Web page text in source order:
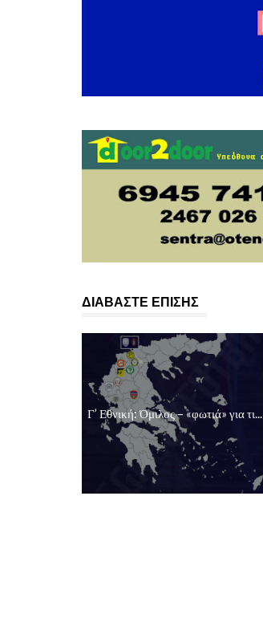
ΔΙΑΒΑΣΤΕ ΕΠΙΣΗΣ
Γ’ Εθνική: Όμιλος – «φωτιά» για τι...